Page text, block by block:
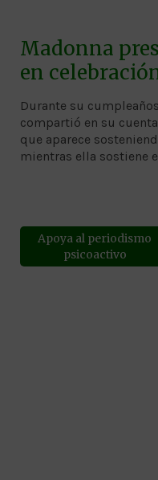
Madonna
en
Durante su
compartió en su
que aparece
mientras ella sostiene
Apoya al periodismo
psicoactivo